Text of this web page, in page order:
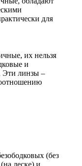
для
их нельзя
и
Эти линзы –
(без
леске) и